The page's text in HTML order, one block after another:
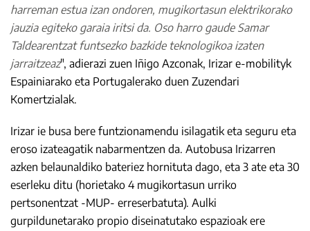
harreman estua izan ondoren, mugikortasun elektrikorako
jauzia egiteko garaia iritsi da. Oso harro gaude Samar
Taldearentzat funtsezko bazkide teknologikoa izaten
jarraitzeaz", adierazi zuen Iñigo Azconak, Irizar e-mobilityk
Espainiarako eta Portugalerako duen Zuzendari
Komertzialak.
Irizar ie busa bere funtzionamendu isilagatik eta seguru eta
eroso izateagatik nabarmentzen da. Autobusa Irizarren
azken belaunaldiko bateriez hornituta dago, eta 3 ate eta 30
eserleku ditu (horietako 4 mugikortasun urriko
pertsonentzat -MUP- erreserbatuta). Aulki
gurpildunetarako propio diseinatutako espazioak ere